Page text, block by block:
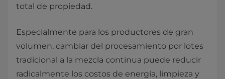
total de propiedad.
Especialmente para los productores de gran
volumen, cambiar del procesamiento por lotes
tradicional a la mezcla continua puede reducir
radicalmente los costos de energía, limpieza y